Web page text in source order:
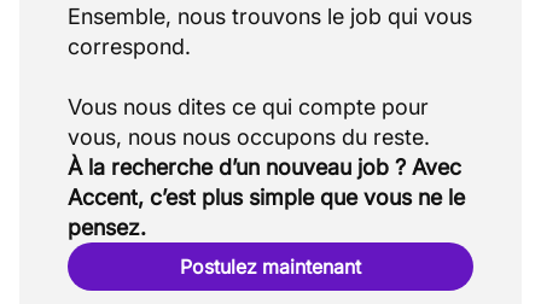
Ensemble, nous trouvons le job qui vous
correspond.
Vous nous dites ce qui compte pour
À la recherche d’un nouveau job ? Avec
Accent, c’est plus simple que vous ne le
pensez.
Postulez maintenant